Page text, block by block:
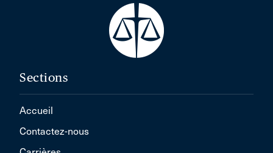
Sections
Accueil
Contactez-nous